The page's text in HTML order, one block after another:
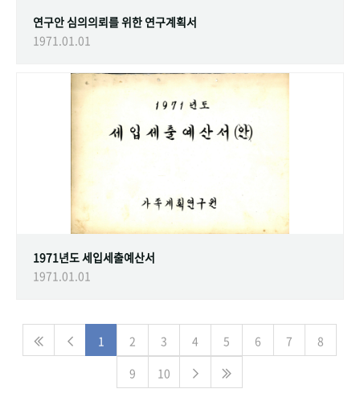
연구안 심의의뢰를 위한 연구계획서
1971.01.01
1971년도 세입세출예산서
1971.01.01
1 2 3 4 5 6 7
8
9
10